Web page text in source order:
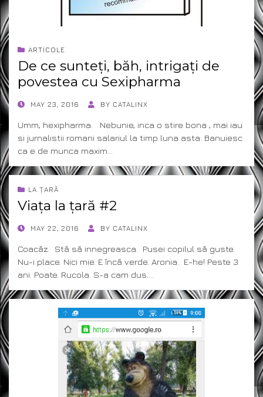
ARTICOLE
De ce sunteți, băh, intrigați de
povestea cu Sexipharma
POSTEDMAY 23, 2016 BY CATALINX
Umm, hexipharma. Nebunie, inca o stire bona , mai iau
si jurnalistii romani salariul la timp luna asta. Banuiesc
ca e de munca maxim…
LA ȚARĂ
Viața la țară #2
POSTEDMAY 22, 2016 BY CATALINX
Coacăz. Stă să innegreasca. Pusei copilul să guste.
Nu-i place. Nici mie. E încă verde. Aronia. E-he! Peste 3
ani. Poate. Rucola. S-a cam dus.…